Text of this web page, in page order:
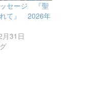
セージ 『聖
て』 2026年
31日